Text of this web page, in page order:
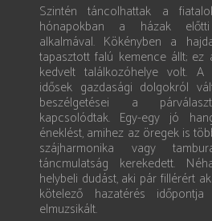
Szintén táncolhattak a
hónapokban a házak
alkalmával. Kökényben a
tapasztott falú kemence állt;
kedvelt találkozóhelye volt.
idősek gazdasági dolgokról
beszélgetései a
kapcsolódtak. Egy-egy jó
éneklést, amihez az öregek is
szájharmonika vagy
táncmulatság kerekedett.
helybeli dudást, aki pár fillérért
kötelező hazatérés
elmuzsikált.